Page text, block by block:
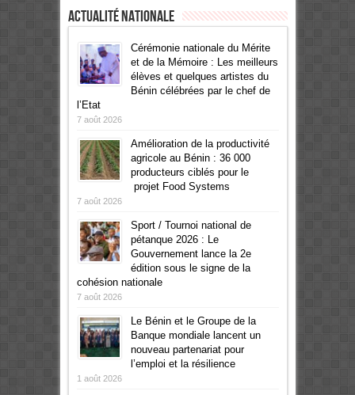
Actualité Nationale
Cérémonie nationale du Mérite
et de la Mémoire : Les meilleurs
élèves et quelques artistes du
Bénin célébrées par le chef de
l’Etat
7 août 2026
Amélioration de la productivité
agricole au Bénin : 36 000
producteurs ciblés pour le
projet Food Systems
7 août 2026
Sport / Tournoi national de
pétanque 2026 : Le
Gouvernement lance la 2e
édition sous le signe de la
cohésion nationale
7 août 2026
Le Bénin et le Groupe de la
Banque mondiale lancent un
nouveau partenariat pour
l’emploi et la résilience
1 août 2026